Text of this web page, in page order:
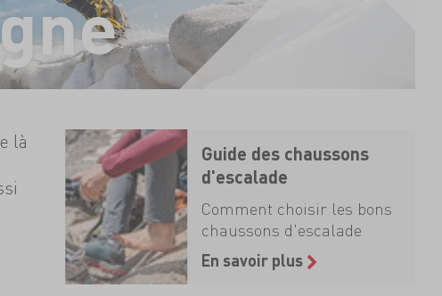
là
Guide des chaussons
d'escalade
Comment choisir les bons
chaussons d'escalade
En savoir plus